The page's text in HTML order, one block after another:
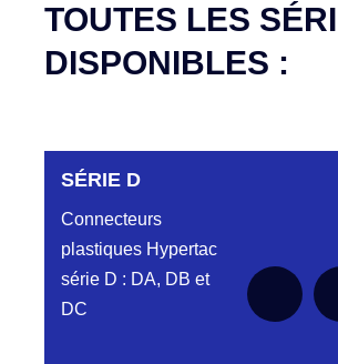
TOUTES LES
DISPONIBLES :
SÉRIE D
Connecteurs
plastiques Hypertac
série D : DA, DB et
DC